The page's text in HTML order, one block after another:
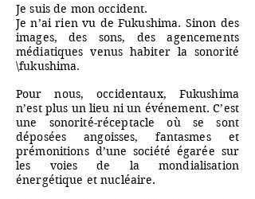
Je suis de mon occident.
Je n’ai rien vu de Fukushima. Sinon des
images, des sons, des agencements
médiatiques venus habiter la sonorité
\fukushima.
Pour nous, occidentaux, Fukushima
n’est plus un lieu ni un événement. C’est
une sonorité-réceptacle où se sont
déposées angoisses, fantasmes et
prémonitions d’une société égarée sur
les voies de la mondialisation
énergétique et nucléaire.